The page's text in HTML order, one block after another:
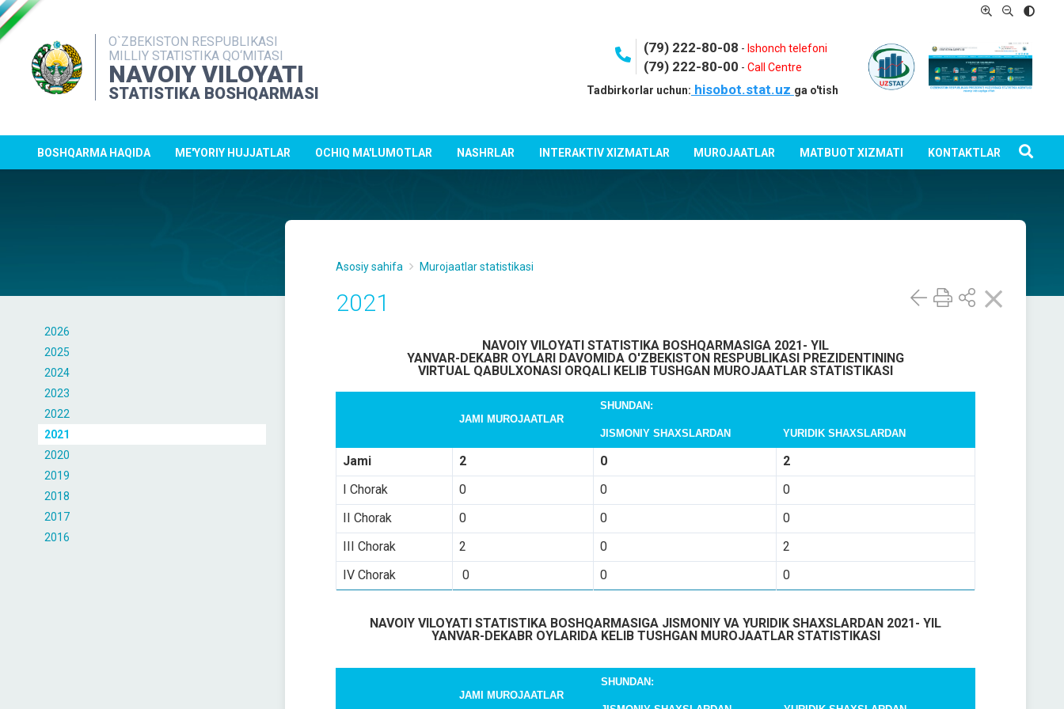
O`ZBEKISTON RESPUBLIKASI
MILLIY STATISTIKA QO‘MITASI
NAVOIY VILOYATI
STATISTIKA BOSHQARMASI
(79) 222-80-08 - Ishonch telefoni
(79) 222-80-00 -Call Centre
Tadbirkorlar uchun: hisobot.stat.uz ga o'tish
BOSHQARMA HAQIDA ME'YORIY HUJJATLAR OCHIQ MA'LUMOTLAR NASHRLAR INTERAKTIV XIZMATLAR MUROJAATLAR MATBUOT XIZMATI KONTAKTLAR
2026
2025
2024
2023
2022
2021
2020
2019
2018
2017
2016
Asosiy sahifa Murojaatlar statistikasi
2021
NAVOIY VILOYATI STATISTIKA BOSHQARMASIGA 2021- YIL
YANVAR-DEKABR OYLARI DAVOMIDA O'ZBEKISTON RESPUBLIKASI PREZIDENTINING
VIRTUAL QABULXONASI ORQALI KELIB TUSHGAN MUROJAATLAR STATISTIKASI
JAMI MUROJAATLAR
SHUNDAN:
JISMONIY SHAXSLARDAN YURIDIK SHAXSLARDAN
Jami 2 0
2
I Chorak
0 0
0
II Chorak
0 0
0
III Chorak
2 0
2
IV Chorak
0 0 0
NAVOIY VILOYATI STATISTIKA BOSHQARMASIGA JISMONIY VA YURIDIK SHAXSLARDAN 2021- YIL
YANVAR-DEKABR OYLARIDA KELIB TUSHGAN MUROJAATLAR STATISTIKASI
JAMI MUROJAATLAR
SHUNDAN: